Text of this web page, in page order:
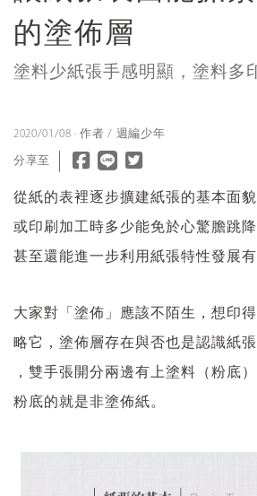
的塗佈層
塗料少紙張手感明顯，塗料多
2020/01/08 · 作者 / 週編少年
分享至
從紙的表裡逐步擴建紙張的基本面
或印刷加工時多少能免於心驚膽跳
甚至還能進一步利用紙張特性發展
大家對「塗佈」應該不陌生，想印
略它，塗佈層存在與否也是認識紙
，雙手張開分兩邊有上塗料（粉底
粉底的就是非塗佈紙。